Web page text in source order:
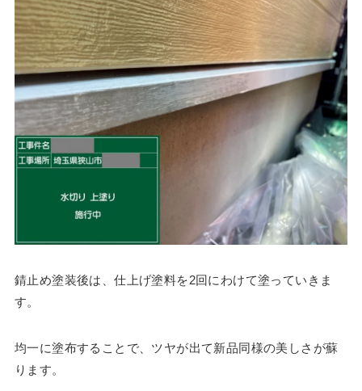
錆止め塗装後は、仕上げ塗料を2回にわけて塗っていきま
す。
均一に塗布することで、ツヤが出て新品同様の美しさが蘇
ります。